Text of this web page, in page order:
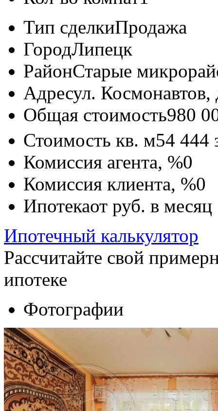
Тип сделкиПродажа
ГородЛипецк
РайонСтарые
Адресул. Космонавтов,
Общая стоимость980
Стоимость кв. м54 444
Комиссия агента, %0
Комиссия клиента, %0
Ипотекаот руб. в месяц
Ипотечный калькулятор
Рассчитайте свой
ипотеке
Фотографии